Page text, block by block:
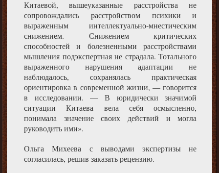
Китаевой, вышеуказанные расстройства не
сопровождались расстройством психики и
выраженным интеллектуально-мнестическим
снижением. Снижением критических
способностей и болезненными расстройствами
мышления подэкспертная не страдала. Тотального
выраженного нарушения адаптации не
наблюдалось, сохранялась практическая
ориентировка в современной жизни, — говорится
в исследовании. — В юридически значимой
ситуации Китаева вела себя осмысленно,
понимала значение своих действий и могла
руководить ими».
Ольга Михеева с выводами экспертизы не
согласилась, решив заказать рецензию.